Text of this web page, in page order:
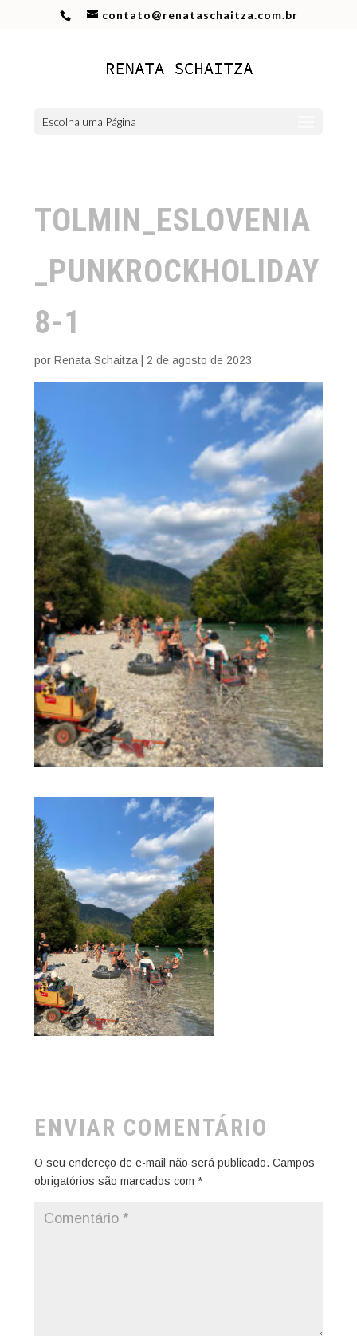
contato@renataschaitza.com.br
Escolha uma Página
TOLMIN_ESLOVENIA
_PUNKROCKHOLIDAY
8-1
por Renata Schaitza| 2 de agosto de 2023
ENVIAR COMENTÁRIO
O seu endereço de e-mail não será publicado. Campos
obrigatórios são marcados com *